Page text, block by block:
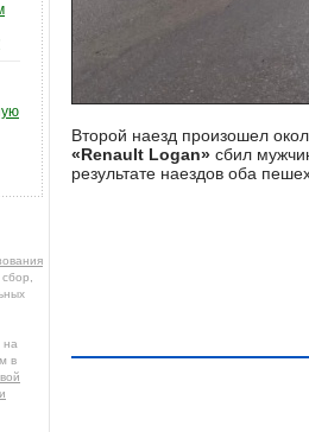
Второй наезд произошел
«Renault Logan» сбил
результате наездов оба
на
в